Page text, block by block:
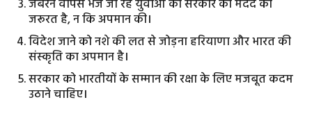
जबरन वापस भेजे जा रहे युवाओं को सरकार की मदद की
जरूरत है, न कि अपमान की।
विदेश जाने को नशे की लत से जोड़ना हरियाणा और भारत की
संस्कृति का अपमान है।
सरकार को भारतीयों के सम्मान की रक्षा के लिए मजबूत कदम
उठाने चाहिए।